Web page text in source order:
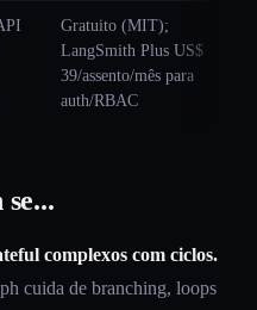
Gratuito (MIT);
LangSmith Plus US$
39/assento/mês para
auth/RBAC
complexos com ciclos.
cuida de branching, loops